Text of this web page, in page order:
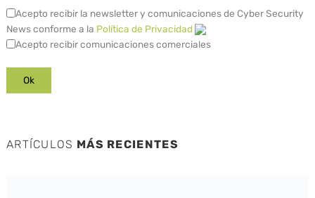
Acepto recibir la newsletter y comunicaciones de Cyber Security
News conforme a la Política de Privacidad
Acepto recibir comunicaciones comerciales
ARTÍCULOS MÁS RECIENTES